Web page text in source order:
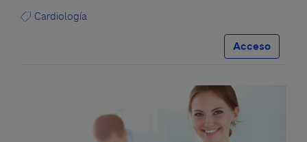
Cardiología
Acceso